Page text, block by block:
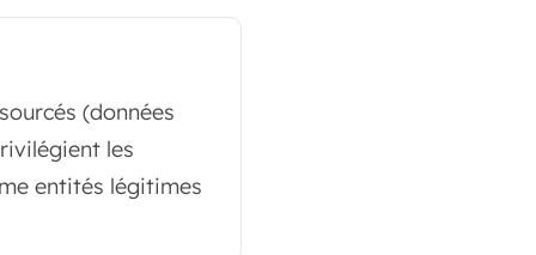
(données
les
entités légitimes